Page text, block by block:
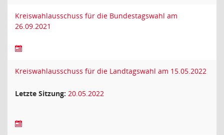
Kreiswahlausschuss für die Bundestagswahl am
26.09.2021
Kreiswahlausschuss für die Landtagswahl am 15.05.2022
Letzte Sitzung: 20.05.2022